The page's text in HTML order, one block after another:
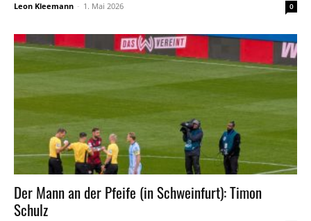
Leon Kleemann - 1. Mai 2026 0
Der Mann an der Pfeife (in Schweinfurt): Timon
Schulz